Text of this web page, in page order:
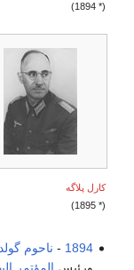
(* 1894)
كارل پلاگه
(* 1895)
1894
- ناحوم